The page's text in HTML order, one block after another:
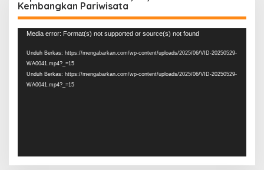
Kembangkan Pariwisata
Pemutar
Media error: Format(s) not supported or source(s) not found
Unduh Berkas: https://mengabarkan.com/wp-content/uploads/2025/06/VID-20250529-
WA0041.mp4?_=15
Unduh Berkas: https://mengabarkan.com/wp-content/uploads/2025/06/VID-20250529-
WA0041.mp4?_=15